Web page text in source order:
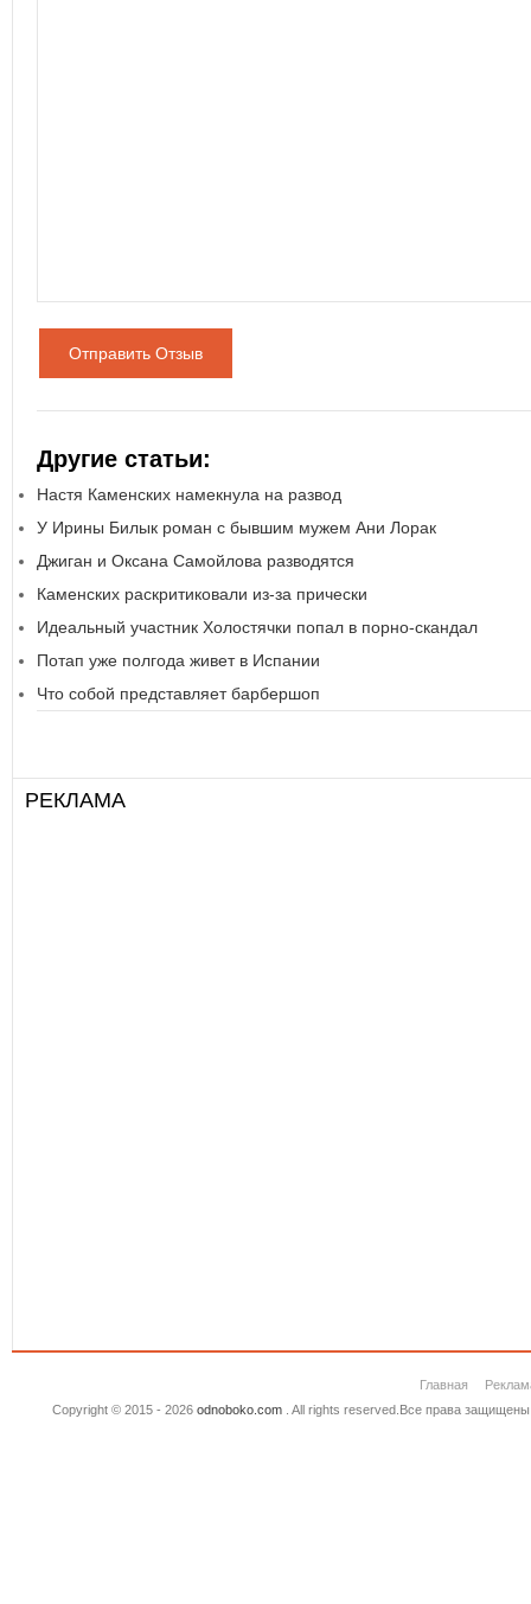
Отправить Отзыв
Другие статьи:
Настя Каменских намекнула на развод
У Ирины Билык роман с бывшим мужем Ани Лорак
Джиган и Оксана Самойлова разводятся
Каменских раскритиковали из-за прически
Идеальный участник Холостячки попал в порно-скандал
Потап уже полгода живет в Испании
Что собой представляет барбершоп
РЕКЛАМА
Главная
Copyright © 2015 - 2026 odnoboko.com. All rights reserved.Все права защищены.